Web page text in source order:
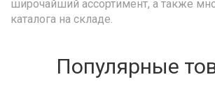
широчайший ассортимент, а также
каталога на складе.
Популярные